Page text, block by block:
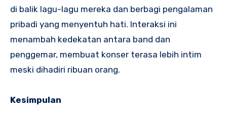
di balik lagu-lagu mereka dan berbagi pengalaman
pribadi yang menyentuh hati. Interaksi ini
menambah kedekatan antara band dan
penggemar, membuat konser terasa lebih intim
meski dihadiri ribuan orang.
Kesimpulan